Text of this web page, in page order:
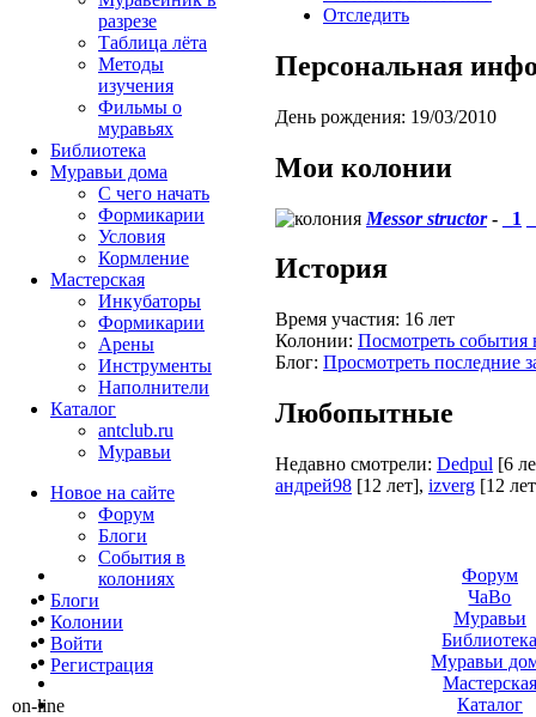
Отследить
Персональная
День рождения: 19/03/2010
Мои колонии
Messor structor- _1
История
Время участия: 16 лет
Колонии: Посмотреть события
Блог: Просмотреть последние
Любопытные
Недавно смотрели: Dedpul [6
андрей98 [12 лет], izverg [12
разрезе
Таблица лёта
Методы
изучения
Фильмы о
муравьях
Библиотека
Муравьи дома
С чего начать
Формикарии
Условия
Кормление
Мастерская
Инкубаторы
Формикарии
Арены
Инструменты
Наполнители
Каталог
antclub.ru
Муравьи
Новое на сайте
Форум
Блоги
События в
колониях
Блоги
Колонии
Войти
Peгиcтpaция
on-line
Форум
ЧаВо
Муравьи
Муравьи
Мастерская
Каталог